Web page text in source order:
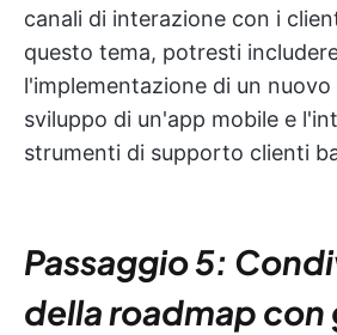
canali di interazione con i
questo tema, potresti
l'implementazione di un nuovo
sviluppo di un'app mobile e
strumenti di supporto clienti
Passaggio 5:
della roadmap con